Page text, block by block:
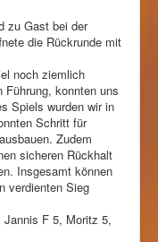
zu Gast bei der
die Rückrunde mit
noch ziemlich
Führung, konnten uns
Spiels wurden wir in
Schritt für
Zudem
sicheren Rückhalt
Insgesamt können
verdienten Sieg
F 5, Moritz 5,